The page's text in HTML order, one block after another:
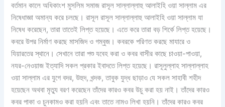
বর্তমান কালে অধিকাংশ মুসলিম সমাজ রাসূল সাল্লাল্লাহু আলাইহি ওয়া সাল্লাম এর
নিষেধাজ্ঞা অমান্য করে চলছে। রাসূল রাসূল সাল্লাল্লাহু আলাইহি ওয়া সাল্লাম যা
নিষেধ করেছেন, তারা তাতেই লিপ্ত হয়েছে। এতে করে তারা বড় শির্কে লিপ্ত হয়েছে।
কবরে উপর নির্মাণ করছে মাসজিদ ও গম্বুজ। কবরকে পরিণত করছে মাযারে ও
যিয়ারতের স্থানে। সেখানে তারা পশু যবেহ করা ও কবর বাসীর কাছে চাওয়া-পাওয়া,
নযর-নেওয়াজ ইত্যাদি সকল প্রকার ইবাদতে লিপ্ত হয়েছে। রাসূলুল্লাহ সাল্লাল্লাহ
ওয়া সাল্লাম এর যুগে বদর, উহুদ, খন্দক, তাবুক যুদ্ধ ছাড়াও যে সকল সাহাবী শহীদ
হয়েছেন অথবা মৃত্যু বরণ করেছেন তাঁদের কারও কবর উচু করা হয় নাই। তাঁদের কারও
কবর পাকা ও চুনকামও করা হয়নি এবং তাতে নামও লিখা হয়নি। তাঁদের কারও কবর